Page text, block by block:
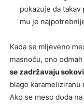
pokazuje da
mu je
Kada se mljeveno
masnoću, ono
se zadržavaju
blago
Ako se meso doda